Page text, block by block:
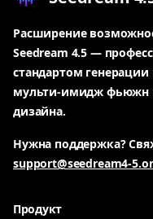
Расширение
Seedream 4.5 —
стандартом
мульти-имидж фьюжн
дизайна.
Нужна поддержка?
support@seedream4-
Продукт